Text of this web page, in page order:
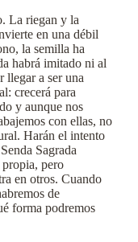
La riegan y la
en una débil
la semilla ha
habrá imitado ni al
llegar a ser una
crecerá para
y aunque nos
con ellas, no
Harán el intento
Sagrada
pero
en otros. Cuando
de
forma podremos